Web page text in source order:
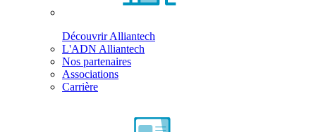
Découvrir Alliantech
L'ADN Alliantech
Nos partenaires
Associations
Carrière